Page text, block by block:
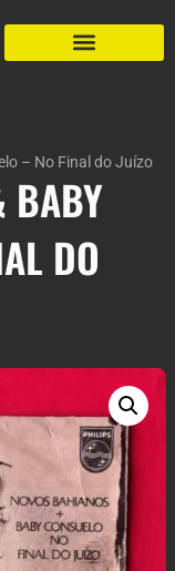
– No Final do Juízo
BABY
DO